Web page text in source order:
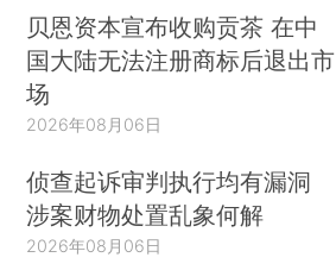
贝恩资本宣布收购贡茶 在中
国大陆无法注册商标后退出市
场
2026年08月06日
侦查起诉审判执行均有漏洞
涉案财物处置乱象何解
2026年08月06日